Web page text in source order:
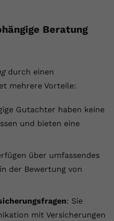
Beratung
durch einen
mehrere Vorteile:
Gutachter haben keine
und bieten eine
über umfassendes
der Bewertung von
: Sie
mit Versicherungen